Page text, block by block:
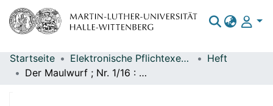
Bereiche & Sammlungen
Startseite Elektronische Pflichtexemplare
Heft
Der Maulwurf ; Nr. 1/16 : die Fachschaftszeitschrift der Biologie / MLU HalleWittenberg, FSR Biologie